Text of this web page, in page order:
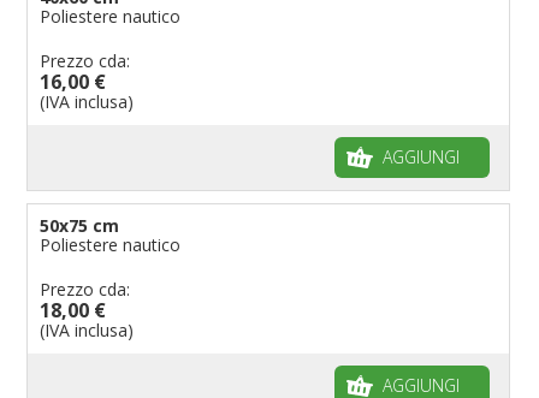
Poliestere nautico
Prezzo cda:
16,00 €
(IVA inclusa)
AGGIUNGI
50x75 cm
Poliestere nautico
Prezzo cda:
18,00 €
(IVA inclusa)
AGGIUNGI